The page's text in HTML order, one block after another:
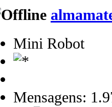
Mini Robot
Mensagens: